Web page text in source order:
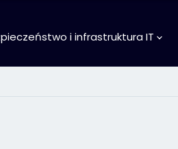
i infrastruktura IT